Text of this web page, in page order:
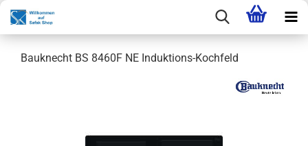
Bauknecht BS 8460F NE Induktions-Kochfeld